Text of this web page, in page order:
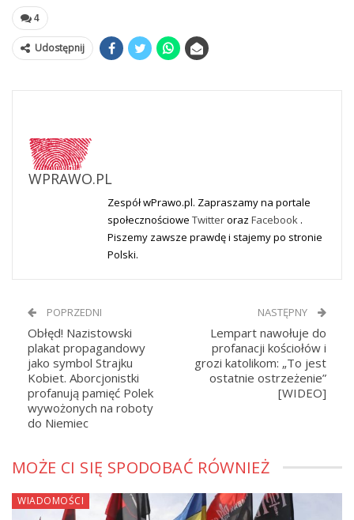
4
Udostępnij
WPRAWO.PL
Zespół wPrawo.pl. Zapraszamy na portale
społecznościowe Twitteroraz Facebook .
Piszemy zawsze prawdę i stajemy po stronie
Polski.
POPRZEDNI
Obłęd! Nazistowski
plakat propagandowy
jako symbol Strajku
Kobiet. Aborcjonistki
profanują pamięć Polek
wywożonych na roboty
do Niemiec
NASTĘPNY
Lempart nawołuje do
profanacji kościołów i
grozi katolikom: „To jest
ostatnie ostrzeżenie”
[WIDEO]
MOŻE CI SIĘ SPODOBAĆ RÓWNIEŻ
WIADOMOŚCI